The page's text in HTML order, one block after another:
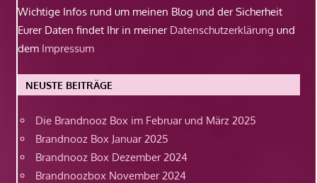
Wichtige Infos rund um meinen Blog und der Sicherheit
Eurer Daten findet Ihr in meiner Datenschutzerklärung und
dem Impressum
NEUSTE BEITRÄGE
Die Brandnooz Box im Februar und März 2025
Brandnooz Box Januar 2025
Brandnooz Box Dezember 2024
Brandnoozbox November 2024